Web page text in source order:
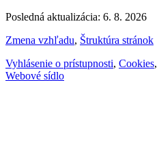
Posledná aktualizácia: 6. 8. 2026
Zmena vzhľadu, Štruktúra stránok
Vyhlásenie o prístupnosti, Cookies,
Webové sídlo